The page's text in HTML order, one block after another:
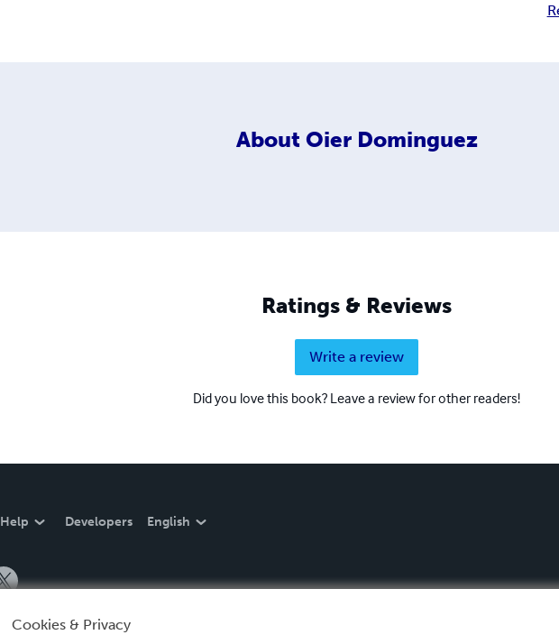
About Oier Dominguez
Ratings & Reviews
Write a review
Did you love this book? Leave a review for other readers!
Help Developers English
Cookies & Privacy